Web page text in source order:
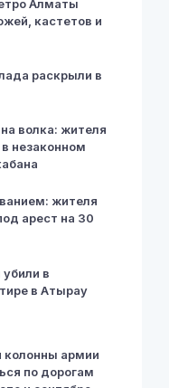
Алматы
кастетов и
раскрыли в
волка: жителя
незаконном
жителя
арест на 30
в
в Атырау
колонны армии
по дорогам